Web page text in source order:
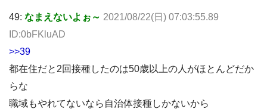
49: なまえないよぉ～ 2021/08/22(日) 07:03:55.89
ID:0bFKluAD
>>39
都在住だと2回接種したのは50歳以上の人がほとんどだか
らな
職域もやれてないなら自治体接種しかないから